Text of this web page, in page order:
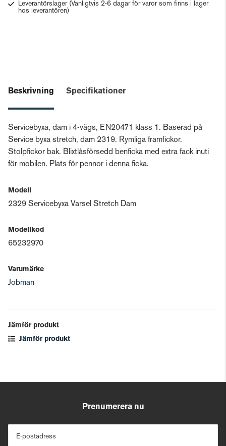
Leverantörslager (Vanligtvis 2-6 dagar för varor som finns i lager
hos leverantören)
Beskrivning Specifikationer
Servicebyxa, dam i 4-vägs, EN20471 klass 1. Baserad på
Service byxa stretch, dam 2319. Rymliga framfickor.
Stolpfickor bak. Blixtlåsförsedd benficka med extra fack inuti
för mobilen. Plats för pennor i denna ficka.
Modell
2329 Servicebyxa Varsel Stretch Dam
Modellkod
65232970
Varumärke
Jobman
Jämför produkt
Jämför produkt
Prenumerera nu
E-postadress